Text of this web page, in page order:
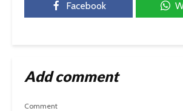
Facebook
Add comment
Comment